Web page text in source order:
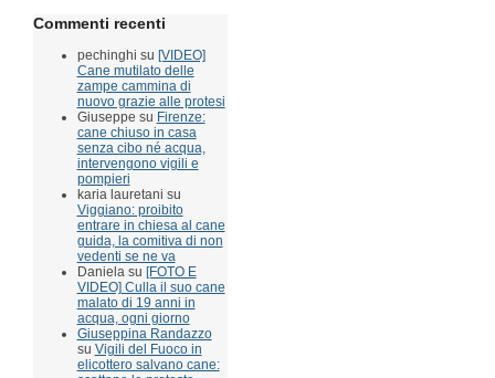
Commenti recenti
pechinghi su [VIDEO]
Cane mutilato delle
zampe cammina di
nuovo grazie alle protesi
Giuseppe su Firenze:
cane chiuso in casa
senza cibo né acqua,
intervengono vigili e
pompieri
karia lauretani su
Viggiano: proibito
entrare in chiesa al cane
guida, la comitiva di non
vedenti se ne va
Daniela su [FOTO E
VIDEO] Culla il suo cane
malato di 19 anni in
acqua, ogni giorno
Giuseppina Randazzo
su Vigili del Fuoco in
elicottero salvano cane: